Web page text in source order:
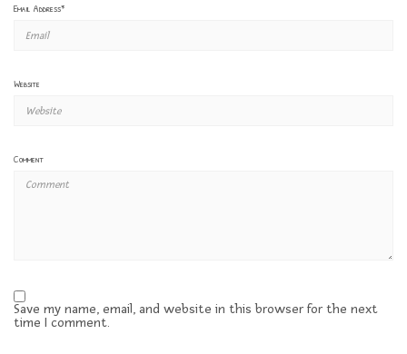
Email Address*
Website
Comment
Save my name, email, and website in this browser for the next
time I comment.